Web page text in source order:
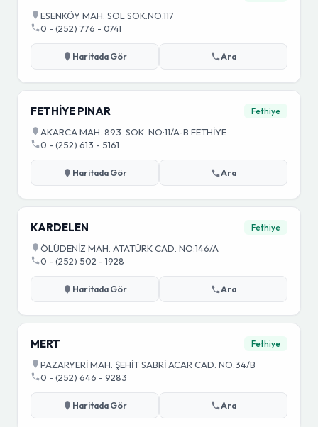
ESENKÖY MAH. SOL SOK.NO.117
0 - (252) 776 - 0741
Haritada Gör Ara
FETHİYE PINAR Fethiye
AKARCA MAH. 893. SOK. NO:11/A-B FETHİYE
0 - (252) 613 - 5161
Haritada Gör Ara
KARDELEN Fethiye
ÖLÜDENİZ MAH. ATATÜRK CAD. NO:146/A
0 - (252) 502 - 1928
Haritada Gör Ara
MERT Fethiye
PAZARYERİ MAH. ŞEHİT SABRİ ACAR CAD. NO:34/B
0 - (252) 646 - 9283
Haritada Gör Ara